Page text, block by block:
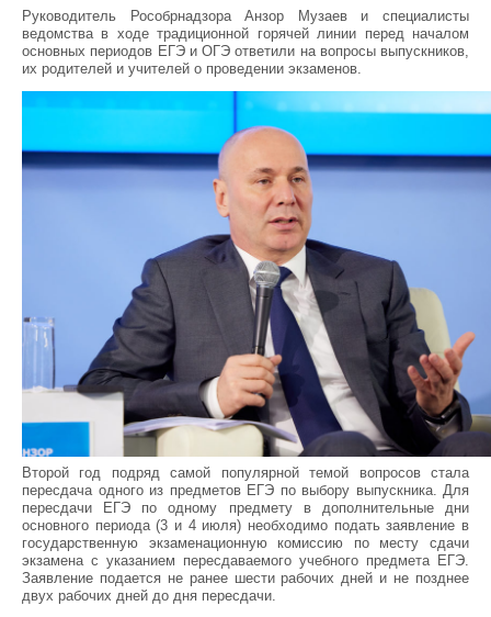
Руководитель Рособрнадзора Анзор Музаев и специалисты
ведомства в ходе традиционной горячей линии перед началом
основных периодов ЕГЭ и ОГЭ ответили на вопросы выпускников,
их родителей и учителей о проведении экзаменов.
Второй год подряд самой популярной темой вопросов стала
пересдача одного из предметов ЕГЭ по выбору выпускника. Для
пересдачи ЕГЭ по одному предмету в дополнительные дни
основного периода (3 и 4 июля) необходимо подать заявление в
государственную экзаменационную комиссию по месту сдачи
экзамена с указанием пересдаваемого учебного предмета ЕГЭ.
Заявление подается не ранее шести рабочих дней и не позднее
двух рабочих дней до дня пересдачи.